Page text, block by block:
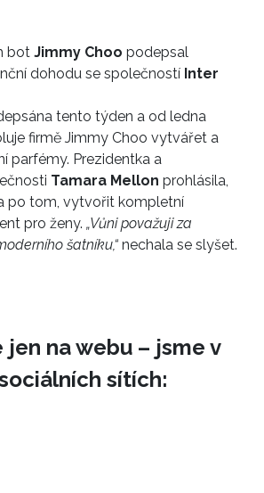
bot Jimmy Choo podepsal
dohodu se společností Inter
tento týden a od ledna
firmě Jimmy Choo vytvářet a
parfémy. Prezidentka a
Tamara Mellon prohlásila,
po tom, vytvořit kompletní
pro ženy. „Vůni považuji za
šatníku,“ nechala se slyšet.
jen na webu – jsme v
sítích: